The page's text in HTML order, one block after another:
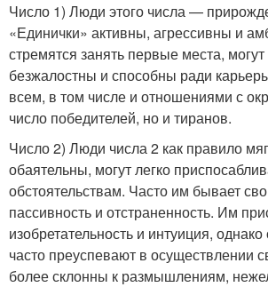
Число 1) Люди этого числа —
«Единички» активны, агрессивны и
стремятся занять первые места,
безжалостны и способны ради
всем, в том числе и отношениями с
число победителей, но и тиранов.
Число 2) Люди числа 2 как правило
обаятельны, могут легко
обстоятельствам. Часто им бывает
пассивность и отстраненность. Им
изобретательность и интуиция,
часто преуспевают в осуществлении
более склонны к размышлениям,